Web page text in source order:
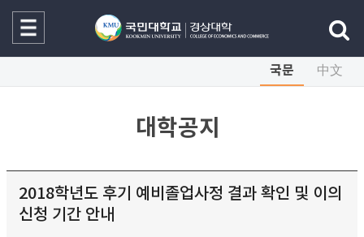
국문 中文
대학공지
2018학년도 후기 예비졸업사정 결과 확인 및 이의
신청 기간 안내